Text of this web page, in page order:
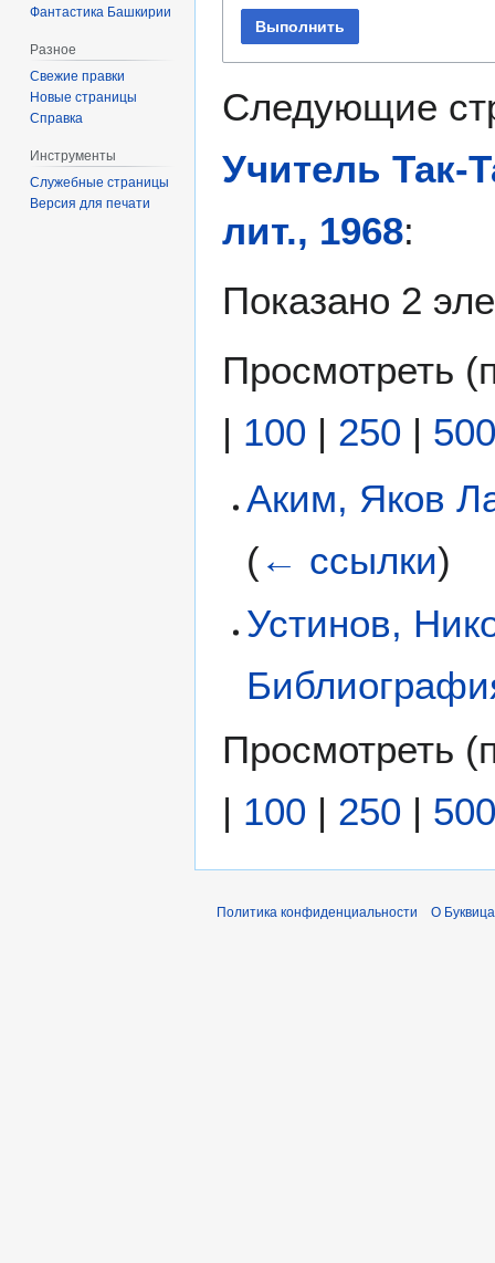
Выполнить
Следующие
Учитель Так-
лит., 1968:
Показано 2
Просмотреть (
| 100 | 250 | 500
Аким, Яков
(← ссылки)
Устинов,
Просмотреть (
| 100 | 250 | 500
Фантастика Башкирии
Разное
Свежие правки
Новые страницы
Справка
Инструменты
Служебные страницы
Версия для печати
Политика конфиденциальности О Буквица